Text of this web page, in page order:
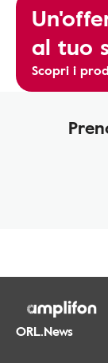
al tuo
Scopri i
ORL.News